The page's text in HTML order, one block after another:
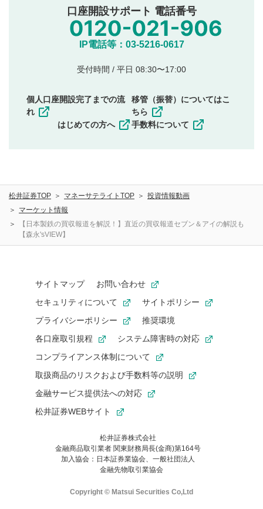
公序良俗に反する内容の投稿
氏名、住所、電話番号など個人を特定できる情報の
他のサイトへの誘導や営利目的、広告・宣伝を目
他者の権利（商標、著作権、その他の知的財産
その他当社が不適切と判断した投稿
一度投稿した評価およびコメントの変更・削除はできま
に関する著作者人格権を行使しないことに同意します。利
用者が投稿したコメントは、当社サービスの広告・宣伝、
利用促進の目的で、印刷物・WEBサイト・SNS等に掲載す
ることがあります。
口座開設サポート 電話番号
IP電話等：03-5216-0617
受付時間 / 平日 08:30〜17:00
個人口座開設完了までの流
れ
はじめての方へ
移管（振替）についてはこ
ちら
手数料について
松井証券TOP マネーサテライトTOP
投資情報動画
マーケット情報
【日本製鉄の買収報道を解説！】直近の買収報道セブン＆アイの解説も
【森永'sVIEW】
サイトマップ
お問い合わせ
セキュリティについて
サイトポリシー
プライバシーポリシー
推奨環境
各口座取引規程
システム障害時の対応
コンプライアンス体制について
取扱商品のリスクおよび手数料等の説明
金融サービス提供法への対応
松井証券WEBサイト
松井証券株式会社
金融商品取引業者 関東財務局長(金商)第164号
加入協会：日本証券業協会、一般社団法人
金融先物取引業協会
Copyright © Matsui Securities Co,Ltd
お気に入り機能は松井証券の会員限定の機能です。
お気に入り登録いただくと、後からいつでもお気に入りのコンテ
ンツを一覧でご確認いただけます。
ご利用いただくには口座開設が必要です。